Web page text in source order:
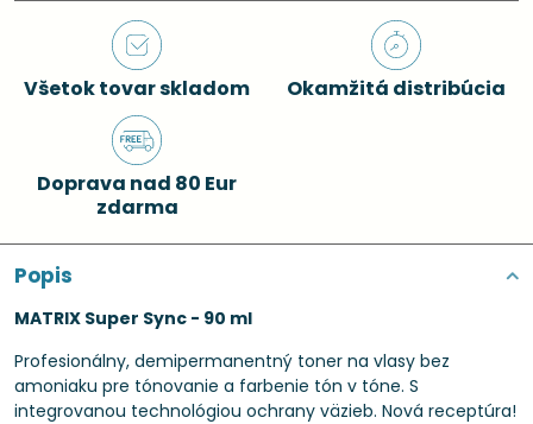
Všetok tovar skladom Okamžitá distribúcia
Doprava nad 80 Eur
zdarma
Popis
MATRIX Super Sync - 90 ml
Profesionálny, demipermanentný toner na vlasy bez
amoniaku pre tónovanie a farbenie tón v tóne. S
integrovanou technológiou ochrany väzieb. Nová receptúra!